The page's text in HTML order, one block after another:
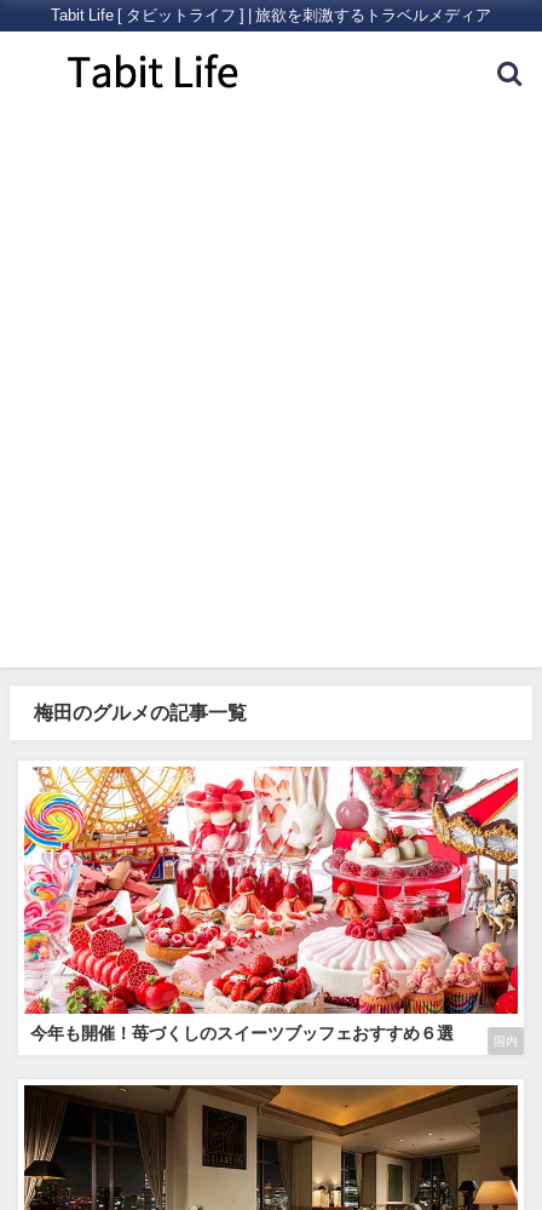
Tabit Life [ タビットライフ ] | 旅欲を刺激するトラベルメディア
梅田のグルメの記事一覧
国内
今年も開催！苺づくしのスイーツブッフェおすすめ６選